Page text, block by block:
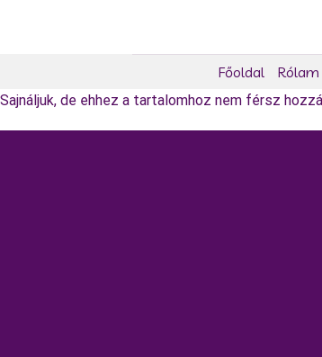
Főoldal Rólam
Sajnáljuk, de ehhez a tartalomhoz nem férsz